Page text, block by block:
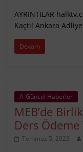
AYRINTILAR
Kaçtı! Ankara
Devam
A-Güncel Haberler
MEB’de
Ders
Temmuz 5, 2023